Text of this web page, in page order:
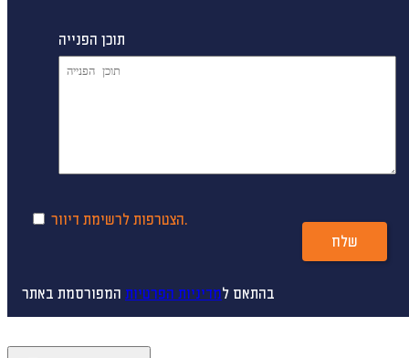
תוכן הפנייה
הצטרפות לרשימת דיוור.
שלח
בהתאם למדיניות הפרטיות המפורסמת באתר